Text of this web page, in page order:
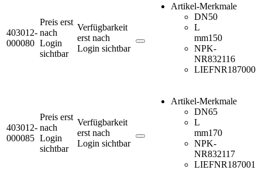
403012-
000080
Preis erst
nach
Login
sichtbar
Verfügbarkeit
erst nach
Login sichtbar
Artikel-Merkmale
DN50
L
mm150
NPK-
NR832116
LIEFNR187000
403012-
000085
Preis erst
nach
Login
sichtbar
Verfügbarkeit
erst nach
Login sichtbar
Artikel-Merkmale
DN65
L
mm170
NPK-
NR832117
LIEFNR187001